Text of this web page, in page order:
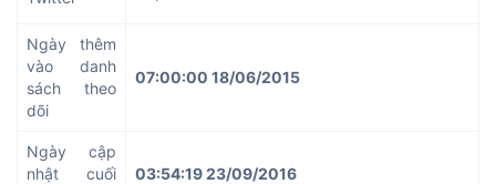
Ngày thêm
vào danh
sách theo
dõi
07:00:00 18/06/2015
Ngày cập
nhật cuối
03:54:19 23/09/2016